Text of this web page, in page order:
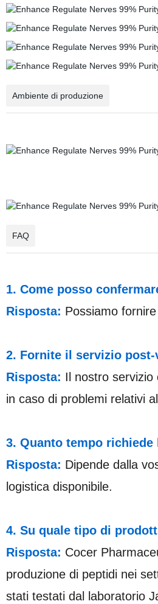
Ambiente di produzione
FAQ
1. Come posso
Risposta: Possiamo
2. Fornite il servizio
Risposta: Il nostro servizio
in caso di problemi relativi
3. Quanto tempo richiede
Risposta: Dipende dalla
logistica disponibile.
4. Su quale tipo di
Risposta: Cocer
produzione di peptidi nei
stati testati dal laboratorio